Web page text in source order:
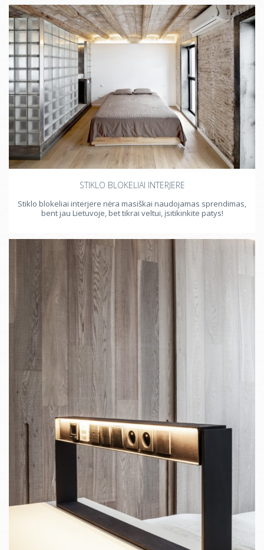
STIKLO BLOKELIAI INTERJERE
Stiklo blokeliai interjere nėra masiškai naudojamas sprendimas,
bent jau Lietuvoje, bet tikrai veltui, įsitikinkite patys!